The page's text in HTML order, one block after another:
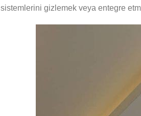
sistemlerini gizlemek veya entegre